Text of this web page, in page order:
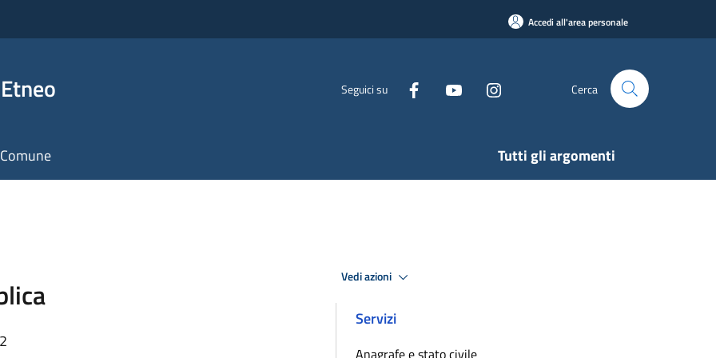
Accedi all'area personale
Seguici su Cerca
Tutti gli argomenti
Vedi azioni
Servizi
Anagrafe e stato civile